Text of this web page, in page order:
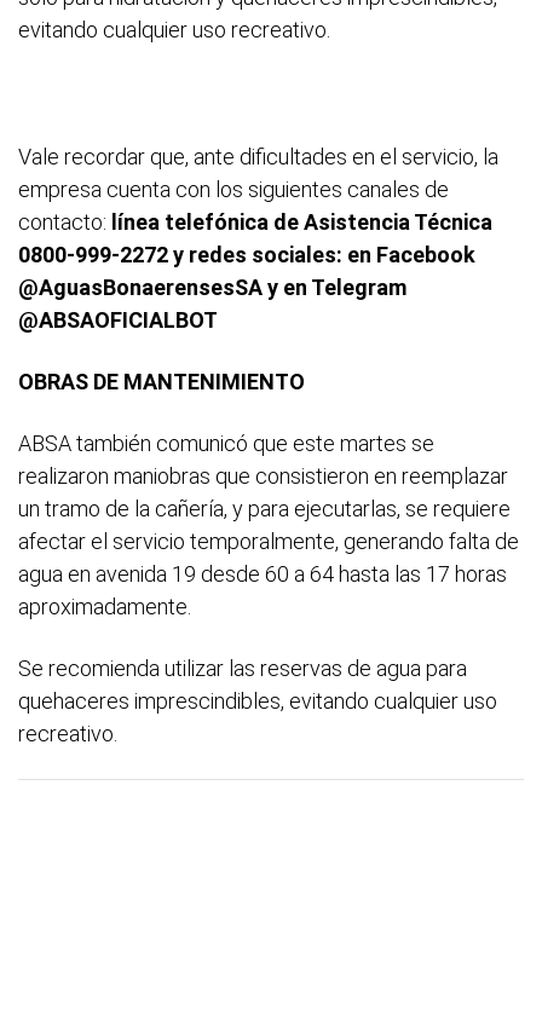
evitando cualquier uso recreativo.
Vale recordar que, ante dificultades en el servicio, la
empresa cuenta con los siguientes canales de
contacto: línea telefónica de Asistencia Técnica
0800-999-2272 y redes sociales: en Facebook
@AguasBonaerensesSA y en Telegram
@ABSAOFICIALBOT
OBRAS DE MANTENIMIENTO
ABSA también comunicó que este martes se
realizaron maniobras que consistieron en reemplazar
un tramo de la cañería, y para ejecutarlas, se requiere
afectar el servicio temporalmente, generando falta de
agua en avenida 19 desde 60 a 64 hasta las 17 horas
aproximadamente.
Se recomienda utilizar las reservas de agua para
quehaceres imprescindibles, evitando cualquier uso
recreativo.